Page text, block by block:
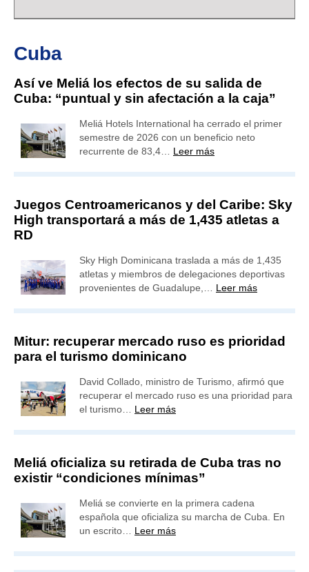
Cuba
Así ve Meliá los efectos de su salida de
Cuba: “puntual y sin afectación a la caja”
Meliá Hotels International ha cerrado el primer
semestre de 2026 con un beneficio neto
recurrente de 83,4… Leer más
Juegos Centroamericanos y del Caribe: Sky
High transportará a más de 1,435 atletas a
RD
Sky High Dominicana traslada a más de 1,435
atletas y miembros de delegaciones deportivas
provenientes de Guadalupe,… Leer más
Mitur: recuperar mercado ruso es prioridad
para el turismo dominicano
David Collado, ministro de Turismo, afirmó que
recuperar el mercado ruso es una prioridad para
el turismo… Leer más
Meliá oficializa su retirada de Cuba tras no
existir “condiciones mínimas”
Meliá se convierte en la primera cadena
española que oficializa su marcha de Cuba. En
un escrito… Leer más